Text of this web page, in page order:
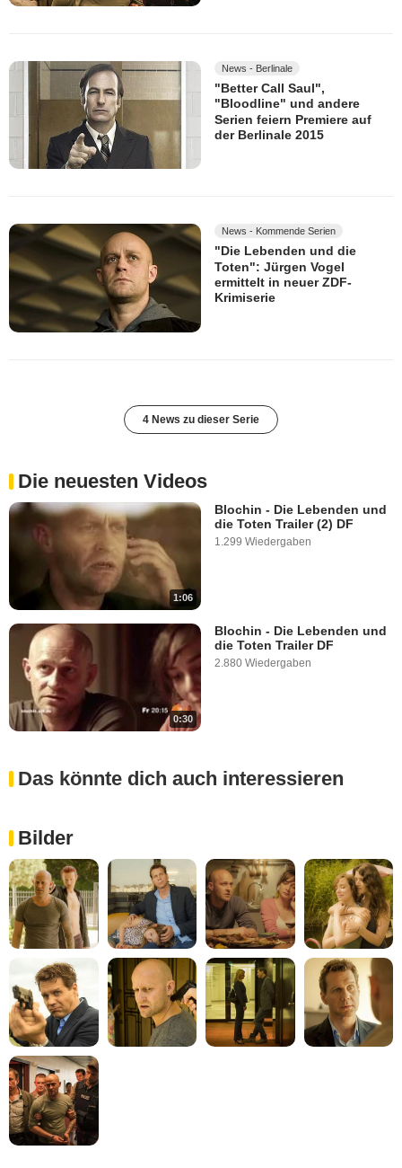
News - Berlinale
"Better Call Saul",
"Bloodline" und andere
Serien feiern Premiere auf
der Berlinale 2015
News - Kommende Serien
"Die Lebenden und die
Toten": Jürgen Vogel
ermittelt in neuer ZDF-
Krimiserie
4 News zu dieser Serie
Die neuesten Videos
1:06
Blochin - Die Lebenden und
die Toten Trailer (2) DF
1.299 Wiedergaben
0:30
Blochin - Die Lebenden und
die Toten Trailer DF
2.880 Wiedergaben
Das könnte dich auch interessieren
Bilder